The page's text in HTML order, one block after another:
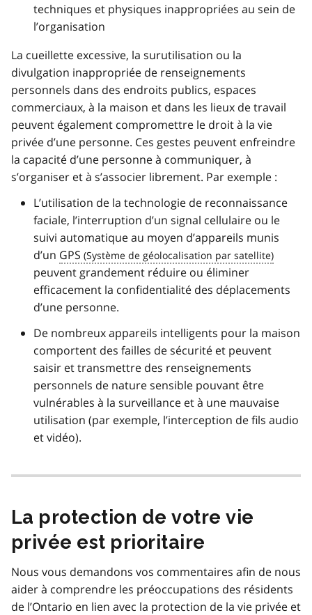
techniques et physiques inappropriées au sein de
l’organisation
La cueillette excessive, la surutilisation ou la
divulgation inappropriée de renseignements
personnels dans des endroits publics, espaces
commerciaux, à la maison et dans les lieux de travail
peuvent également compromettre le droit à la vie
privée d’une personne. Ces gestes peuvent enfreindre
la capacité d’une personne à communiquer, à
s’organiser et à s’associer librement. Par exemple :
L’utilisation de la technologie de reconnaissance
faciale, l’interruption d’un signal cellulaire ou le
suivi automatique au moyen d’appareils munis
d’un GPS
peuvent grandement réduire ou éliminer
efficacement la confidentialité des déplacements
d’une personne.
De nombreux appareils intelligents pour la maison
comportent des failles de sécurité et peuvent
saisir et transmettre des renseignements
personnels de nature sensible pouvant être
vulnérables à la surveillance et à une mauvaise
utilisation (par exemple, l’interception de fils audio
et vidéo).
La protection de votre vie
privée est prioritaire
Nous vous demandons vos commentaires afin de nous
aider à comprendre les préoccupations des résidents
de l’Ontario en lien avec la protection de la vie privée et